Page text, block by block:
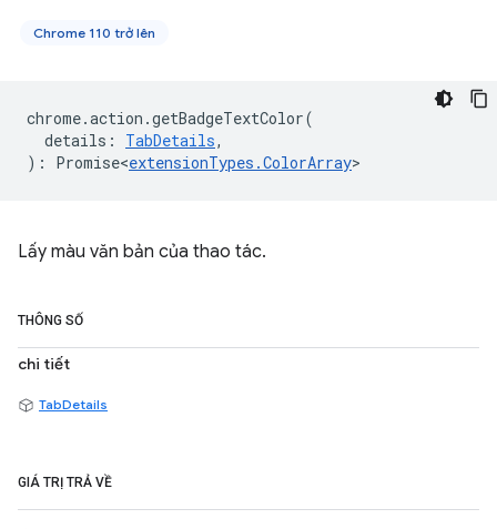
Chrome 110 trở lên
chrome.action .getBadgeTextColor(
details : TabDetails,
) : Promise<extensionTypes .ColorArray>
Lấy màu văn bản của thao tác.
THÔNG SỐ
chi tiết
TabDetails
GIÁ TRỊ TRẢ VỀ